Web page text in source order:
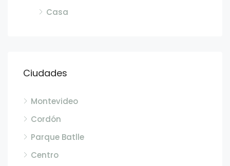
Casa
Ciudades
Montevideo
Cordón
Parque Batlle
Centro